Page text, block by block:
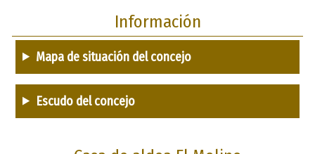
Información
Mapa de situación del concejo
Escudo del concejo